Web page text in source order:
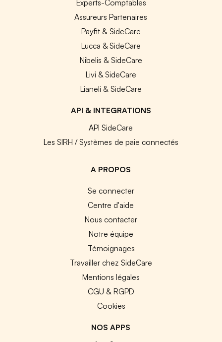
Experts-Comptables
Assureurs Partenaires
Payfit & SideCare
Lucca & SideCare
Nibelis & SideCare
Livi & SideCare
Lianeli & SideCare
API & INTEGRATIONS
API SideCare
Les SIRH / Systèmes de paie connectés
A PROPOS
Se connecter
Centre d'aide
Nous contacter
Notre équipe
Témoignages
Travailler chez SideCare
Mentions légales
CGU & RGPD
Cookies
NOS APPS